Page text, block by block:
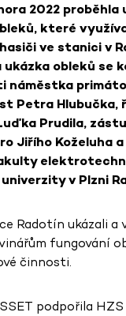
2022
které
ve stanici v
obleků se
náměstka
Petra Hlubučka,
Prudila,
Jiřího Koželuha
v Plzni
Radotín ukázali a
fungování
činnosti.
podpořila HZS